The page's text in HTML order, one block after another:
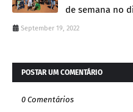
de semana no
September 19, 2022
POSTAR UM COMENTÁRIO
0 Comentários